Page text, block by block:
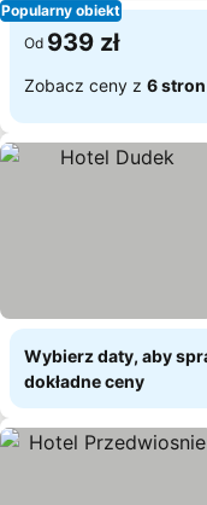
Popularny obiekt
Od 939 zł
Zobacz ceny z 6 stron
Wybierz daty, aby
dokładne ceny